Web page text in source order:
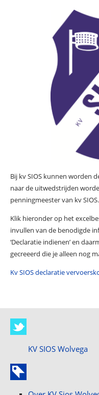
Bij kv SIOS kunnen worden
naar de uitwedstrijden
penningmeester van kv SIOS.
Klik hieronder op het
invullen van de benodigde
‘Declaratie indienen’ en
gecreeerd die je alleen nog
Kv SIOS declaratie
KV SIOS Wolvega